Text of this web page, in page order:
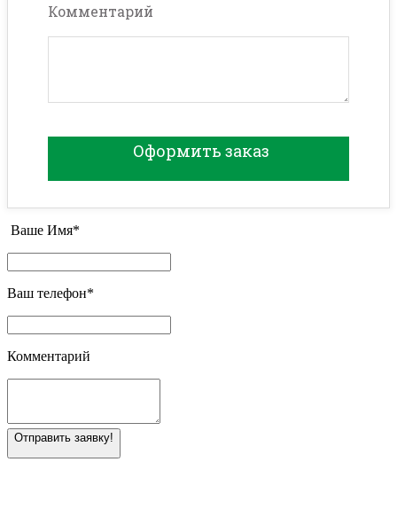
Комментарий
Оформить заказ
Ваше Имя*
Ваш телефон*
Комментарий
Отправить заявку!